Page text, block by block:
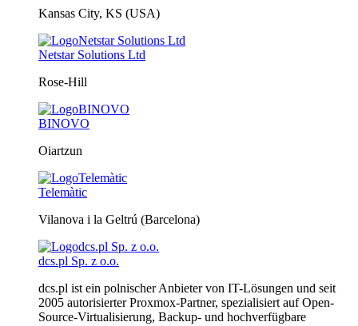
Kansas City, KS (USA)
Netstar Solutions Ltd
Rose-Hill
BINOVO
Oiartzun
Telemàtic
Vilanova i la Geltrú (Barcelona)
dcs.pl Sp. z o.o.
dcs.pl ist ein polnischer Anbieter von IT-Lösungen und seit
2005 autorisierter Proxmox-Partner, spezialisiert auf Open-
Source-Virtualisierung, Backup- und hochverfügbare